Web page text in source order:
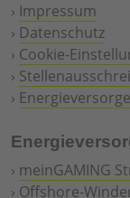
› Impressum
› Datenschutz
› Cookie-
›
›
› meinGAMING
› Offshore-